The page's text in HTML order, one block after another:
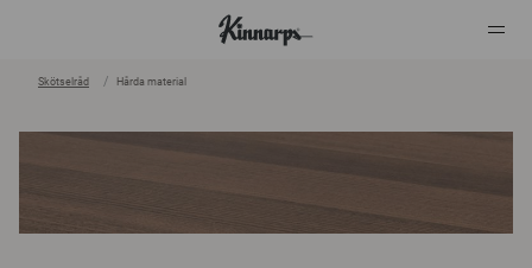
Skötselråd Hårda material